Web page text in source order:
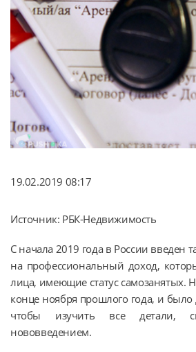
19.02.2019 08:17
Источник: РБК-Недвижимость
С начала 2019 года в России введен
на профессиональный доход,
лица, имеющие статус самозанятых.
конце ноября прошлого года, и было
чтобы изучить все детали,
нововведением.